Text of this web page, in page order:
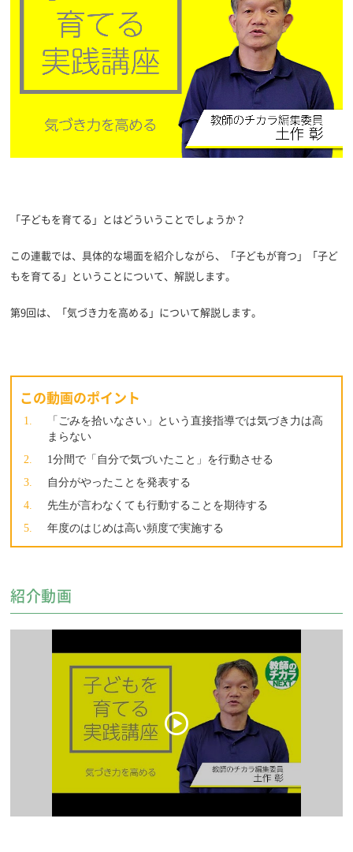
「子どもを育てる」とはどういうことでしょうか？
この連載では、具体的な場面を紹介しながら、「子どもが育つ」「子ど
もを育てる」ということについて、解説します。
第9回は、「気づき力を高める」について解説します。
この動画のポイント
「ごみを拾いなさい」という直接指導では気づき力は高
まらない
1分間で「自分で気づいたこと」を行動させる
自分がやったことを発表する
先生が言わなくても行動することを期待する
年度のはじめは高い頻度で実施する
紹介動画